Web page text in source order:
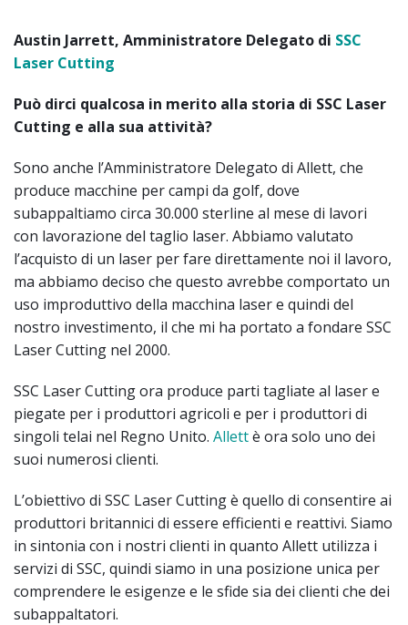
Austin Jarrett, Amministratore Delegato di SSC
Laser Cutting
Può dirci qualcosa in merito alla storia di SSC Laser
Cutting e alla sua attività?
Sono anche l’Amministratore Delegato di Allett, che
produce macchine per campi da golf, dove
subappaltiamo circa 30.000 sterline al mese di lavori
con lavorazione del taglio laser. Abbiamo valutato
l’acquisto di un laser per fare direttamente noi il lavoro,
ma abbiamo deciso che questo avrebbe comportato un
uso improduttivo della macchina laser e quindi del
nostro investimento, il che mi ha portato a fondare SSC
Laser Cutting nel 2000.
SSC Laser Cutting ora produce parti tagliate al laser e
piegate per i produttori agricoli e per i produttori di
singoli telai nel Regno Unito. Allettè ora solo uno dei
suoi numerosi clienti.
L’obiettivo di SSC Laser Cutting è quello di consentire ai
produttori britannici di essere efficienti e reattivi. Siamo
in sintonia con i nostri clienti in quanto Allett utilizza i
servizi di SSC, quindi siamo in una posizione unica per
comprendere le esigenze e le sfide sia dei clienti che dei
subappaltatori.